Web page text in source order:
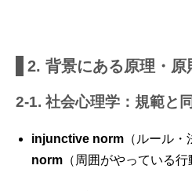
2. 背景にある原理・原
2-1. 社会心理学：規範と
injunctive norm （ルール・
norm （周囲がやっている